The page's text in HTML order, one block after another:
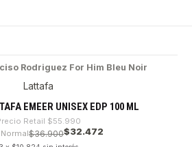
Rodriguez For Him Bleu Noir
Lattafa
EMEER UNISEX EDP 100 ML
Retail $55.990
$36.900$32.472